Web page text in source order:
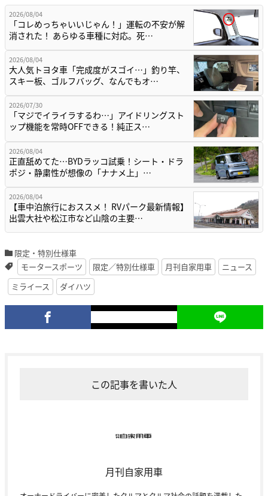
2026/08/04
「コレめっちゃいいじゃん！」運転の不安が解
消された！ あらゆる車種に対応。死…
2026/08/04
大人気トヨタ車「完成度がスゴイ…」釣り竿、
スキー板、ゴルフバッグ、なんでもオ…
2026/07/30
「マジでイライラするわ…」アイドリングスト
ップ機能を常時OFFできる！純正ス…
2026/08/04
正直舐めてた…BYDラッコ試乗！シート・ドラ
ポジ・静粛性が想像の「ナナメ上」…
2026/08/04
【車中泊旅行におススメ！ RVパーク最新情報】
出雲大社や松江市など山陰の主要…
限定・特別仕様車
モータースポーツ
限定／特別仕様車 月刊自家用車
ニュース
ミライース
ダイハツ
この記事を書いた人
月刊自家用車